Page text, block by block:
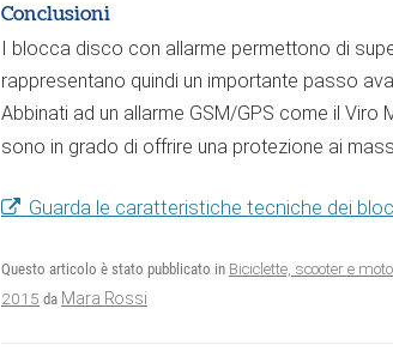
Conclusioni
I blocca disco con allarme permettono di
rappresentano quindi un importante passo
Abbinati ad un allarme GSM/GPS come il Viro
sono in grado di offrire una protezione ai
Guarda le caratteristiche tecniche dei
Questo articolo è stato pubblicato in Biciclette, scooter e moto
2015 da Mara Rossi